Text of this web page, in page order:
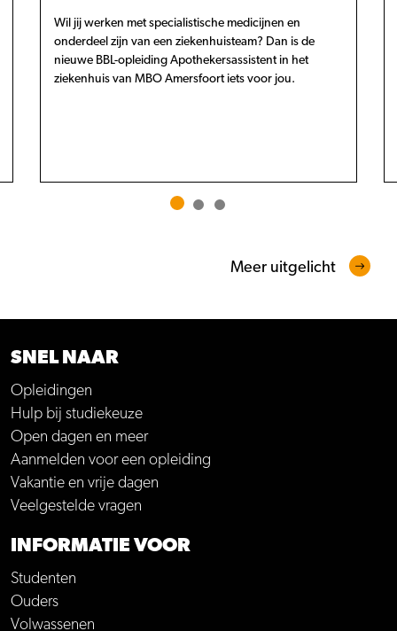
Wil jij werken met specialistische medicijnen en
onderdeel zijn van een ziekenhuisteam? Dan is de
nieuwe BBL-opleiding Apothekersassistent in het
ziekenhuis van MBO Amersfoort iets voor jou.
Meer uitgelicht
SNEL NAAR
Opleidingen
Hulp bij studiekeuze
Open dagen en meer
Aanmelden voor een opleiding
Vakantie en vrije dagen
Veelgestelde vragen
INFORMATIE VOOR
Studenten
Ouders
Volwassenen